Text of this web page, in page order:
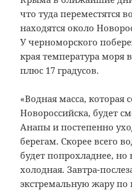
что туда переместятся
находятся около
У черноморского
края температура моря
плюс 17 градусов.
«Водная масса, которая
Новороссийска, будет
Анапы и постепенно
берегам. Скорее всего
будет попрохладнее, но
холодная. Завтра-
экстремальную жару по